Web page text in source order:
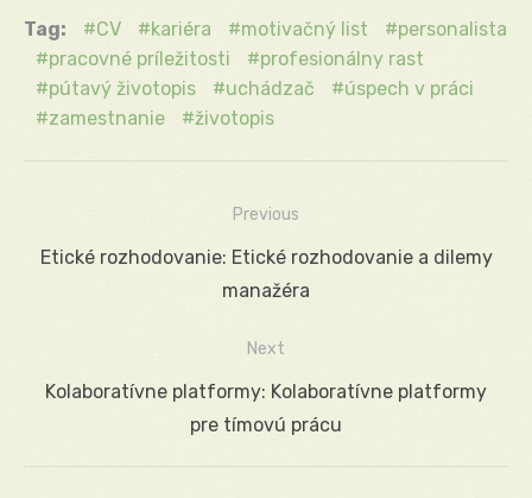
Tag: CV kariéra motivačný list
personalista
pracovné príležitosti
profesionálny rast
pútavý životopis
uchádzač
úspech v práci
zamestnanie
životopis
Navigácia
Previous
Previous
Etické rozhodovanie: Etické rozhodovanie a dilemy
manažéra
Next
Next
Kolaboratívne platformy: Kolaboratívne platformy
pre tímovú prácu